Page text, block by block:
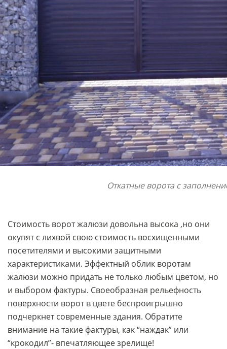
Откатные ворота с
Стоимость ворот жалюзи довольна высока ,но они
окупят с лихвой свою стоимость восхищенными
посетителями и высокими защитными
характеристиками. Эффектный облик воротам
жалюзи можно придать не только любым цветом, но
и выбором фактуры. Своеобразная рельефность
поверхности ворот в цвете беспроигрышно
подчеркнет современные здания. Обратите
внимание на такие фактуры, как “наждак” или
“крокодил”- впечатляющее зрелище!